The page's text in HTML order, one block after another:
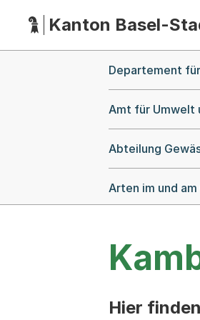
HauptnavigationKanton Basel-
Departement
Amt für Umwelt
Abteilung
Arten im und
Hier